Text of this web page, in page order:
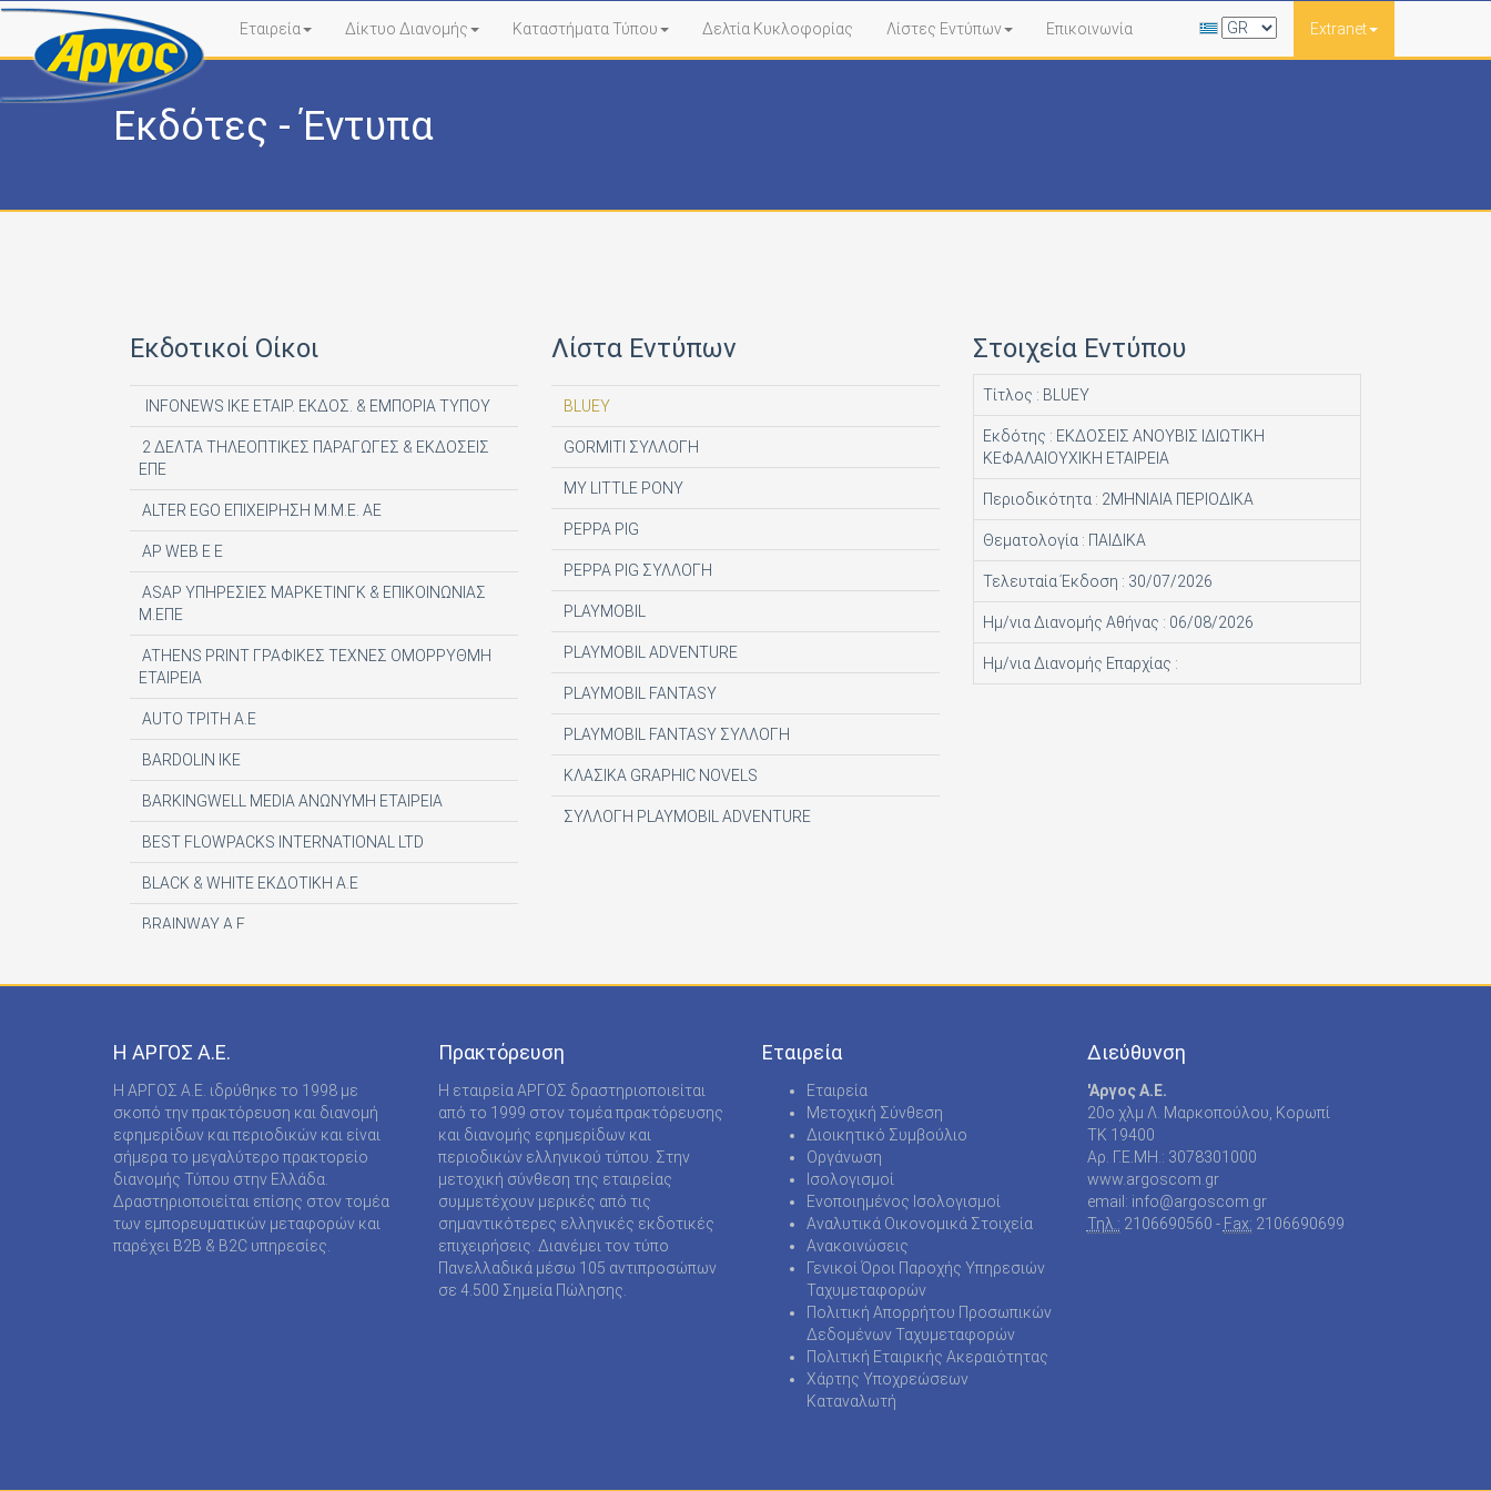
Εταιρεία Δίκτυο Διανομής Καταστήματα Τύπου Δελτία Κυκλοφορίας Λίστες Εντύπων Επικοινωνία Extranet
Εκδότες - Έντυπα
Εκδοτικοί Οίκοι
INFONEWS ΙΚΕ ΕΤΑΙΡ. ΕΚΔΟΣ. & ΕΜΠΟΡΙΑ ΤΥΠΟΥ
2 ΔΕΛΤΑ ΤΗΛΕΟΠΤΙΚΕΣ ΠΑΡΑΓΩΓΕΣ & ΕΚΔΟΣΕΙΣ
ΕΠΕ
ALTER EGO ΕΠΙΧΕΙΡΗΣΗ Μ.Μ.Ε. ΑΕ
AP WEB Ε Ε
ASAP ΥΠΗΡΕΣΙΕΣ ΜΑΡΚΕΤΙΝΓΚ & ΕΠΙΚΟΙΝΩΝΙΑΣ
Μ.ΕΠΕ
ATHENS PRINT ΓΡΑΦΙΚΕΣ ΤΕΧΝΕΣ ΟΜΟΡΡΥΘΜΗ
ΕΤΑΙΡΕΙΑ
AUTO ΤΡΙΤΗ Α.Ε
BARDOLIN ΙΚΕ
BARKINGWELL MEDIA ΑΝΩΝΥΜΗ ΕΤΑΙΡΕΙΑ
BEST FLOWPACKS INTERNATIONAL LTD
BLACK & WHITE ΕΚΔΟΤΙΚΗ Α.Ε
BRAINWAY A.E
DE AGOSTINI PUBLISHING SPA
DIGITAL CONTENT S.A.
DIGITAL MEDIA EPTA LTD ΥΠΟΚΑΤΑΣΤΗΜΑ
ΑΛΛΟΔΑΠΗΣ
DOCUMENTO MEDIA ΜΟΝΟΠΡΟΣΩΠΗ ΙΚΕ
EK ARCHITECTURAL PUBLICATIONS LTD
Λίστα Εντύπων
BLUEY
GORMITI ΣΥΛΛΟΓΗ
MY LITTLE PONY
PEPPA PIG
PEPPA PIG ΣΥΛΛΟΓΗ
PLAYMOBIL
PLAYMOBIL ADVENTURE
PLAYMOBIL FANTASY
PLAYMOBIL FANTASY ΣΥΛΛΟΓΗ
ΚΛΑΣΙΚΑ GRAPHIC NOVELS
ΣΥΛΛΟΓΗ PLAYMOBIL ADVENTURE
Στοιχεία Εντύπου
Τίτλος : BLUEY
Εκδότης : ΕΚΔΟΣΕΙΣ ΑΝΟΥΒΙΣ ΙΔΙΩΤΙΚΗ
ΚΕΦΑΛΑΙΟΥΧΙΚΗ ΕΤΑΙΡΕΙΑ
Περιοδικότητα : 2ΜΗΝΙΑΙΑ ΠΕΡΙΟΔΙΚΑ
Θεματολογία : ΠΑΙΔΙΚΑ
Τελευταία Έκδοση : 30/07/2026
Ημ/νια Διανομής Αθήνας : 06/08/2026
Ημ/νια Διανομής Επαρχίας :
Η ΑΡΓΟΣ A.E.
Η ΑΡΓΟΣ A.E. ιδρύθηκε το 1998 με
σκοπό την πρακτόρευση και διανομή
εφημερίδων και περιοδικών και είναι
σήμερα το μεγαλύτερο πρακτορείο
διανομής Τύπου στην Ελλάδα.
Δραστηριοποιείται επίσης στον τομέα
των εμπορευματικών μεταφορών και
παρέχει B2B & B2C υπηρεσίες.
Πρακτόρευση
Η εταιρεία ΑΡΓΟΣ δραστηριοποιείται
από το 1999 στον τομέα πρακτόρευσης
και διανομής εφημερίδων και
περιοδικών ελληνικού τύπου. Στην
μετοχική σύνθεση της εταιρείας
συμμετέχουν μερικές από τις
σημαντικότερες ελληνικές εκδοτικές
επιχειρήσεις. Διανέμει τον τύπο
Πανελλαδικά μέσω 105 αντιπροσώπων
σε 4.500 Σημεία Πώλησης.
Εταιρεία
Εταιρεία
Μετοχική Σύνθεση
Διοικητικό Συμβούλιο
Οργάνωση
Ισολογισμοί
Ενοποιημένος Ισολογισμοί
Αναλυτικά Οικονομικά Στοιχεία
Ανακοινώσεις
Γενικοί Όροι Παροχής Υπηρεσιών
Ταχυμεταφορών
Πολιτική Απορρήτου Προσωπικών
Δεδομένων Ταχυμεταφορών
Πολιτική Εταιρικής Ακεραιότητας
Χάρτης Υποχρεώσεων
Καταναλωτή
Διεύθυνση
'Αργος Α.Ε.
20o χλμ Λ. Μαρκοπούλου, Κορωπί
TK 19400
Αρ. Γ.Ε.ΜΗ.: 3078301000
www.argoscom.gr
email: info@argoscom.gr
Τηλ.: 2106690560 - Fax: 2106690699